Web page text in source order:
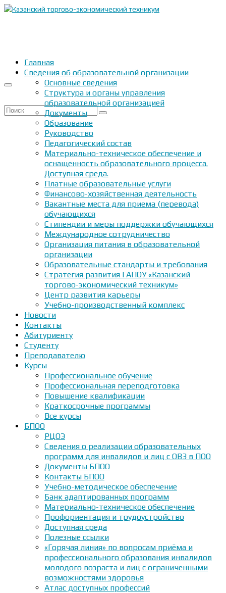
Искать:
Главная
Сведения об образовательной организации
Основные сведения
Структура и органы управления
образовательной организацией
Документы
Образование
Руководство
Педагогический состав
Материально-техническое обеспечение и
оснащенность образовательного процесса.
Доступная среда.
Платные образовательные услуги
Финансово-хозяйственная деятельность
Вакантные места для приема (перевода)
обучающихся
Стипендии и меры поддержки обучающихся
Международное сотрудничество
Организация питания в образовательной
организации
Образовательные стандарты и требования
Стратегия развития ГАПОУ «Казанский
торгово-экономический техникум»
Центр развития карьеры
Учебно-производственный комплекс
Новости
Контакты
Абитуриенту
Студенту
Преподавателю
Курсы
Профессиональное обучение
Профессиональная переподготовка
Повышение квалификации
Краткосрочные программы
Все курсы
БПОО
РЦОЭ
Сведения о реализации образовательных
программ для инвалидов и лиц с ОВЗ в ПОО
Документы БПОО
Контакты БПОО
Учебно-методическое обеспечение
Банк адаптированных программ
Материально-техническое обеспечение
Профориентация и трудоустройство
Доступная среда
Полезные ссылки
«Горячая линия» по вопросам приёма и
профессионального образования инвалидов
молодого возраста и лиц с ограниченными
возможностями здоровья
Атлас доступных профессий